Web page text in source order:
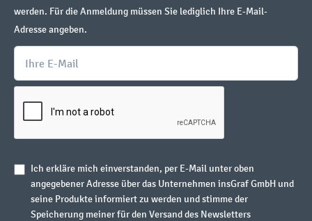
werden. Für die Anmeldung müssen Sie lediglich Ihre E-Mail-
Adresse angeben.
Ich erkläre mich einverstanden, per E-Mail unter oben
angegebener Adresse über das Unternehmen insGraf GmbH und
seine Produkte informiert zu werden und stimme der
Speicherung meiner für den Versand des Newsletters